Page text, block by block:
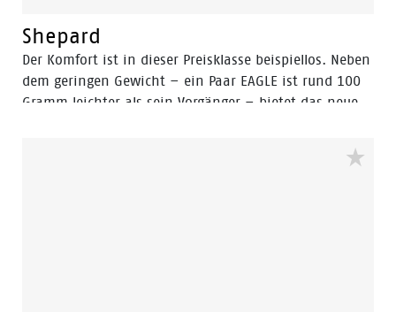
Shepard
Der Komfort ist in dieser Preisklasse beispiellos. Neben
dem geringen Gewicht – ein Paar EAGLE ist rund 100
Gramm leichter als sein Vorgänger – bietet das neue